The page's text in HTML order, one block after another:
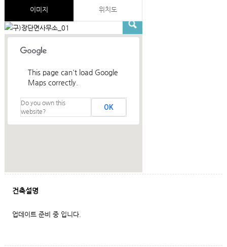
이미지 위치도
This page can't load Google
Maps correctly.
Do you own this
website?
OK
건축설명
업데이트 준비 중 입니다.